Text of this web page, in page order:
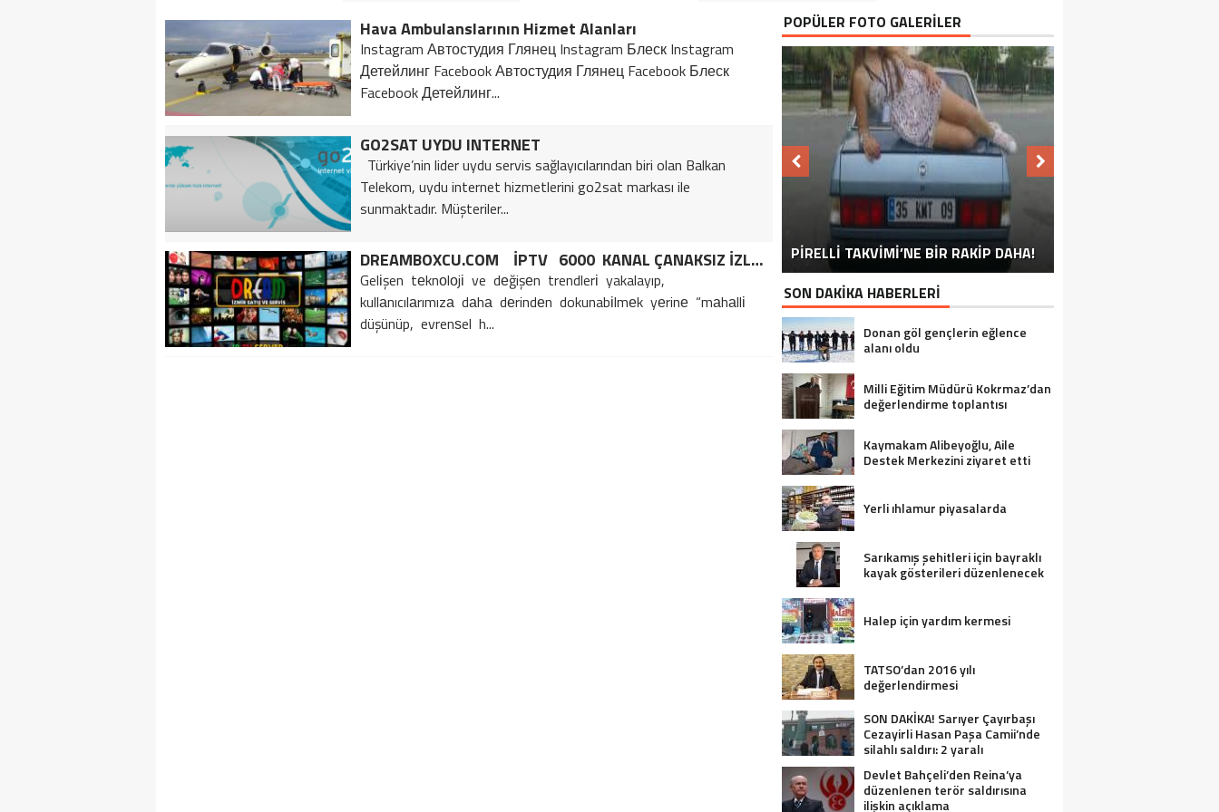
Hava Ambulanslarının Hizmet Alanları
Instagram Автостудия Глянец Instagram Блеск Instagram
Детейлинг Facebook Автостудия Глянец Facebook Блеск
Facebook Детейлинг...
GO2SAT UYDU INTERNET
Türkiye’nin lider uydu servis sağlayıcılarından biri olan Balkan
Telekom, uydu internet hizmetlerini go2sat markası ile
sunmaktadır. Müşteriler...
DREAMBOXCU.COM İPTV 6000 KANAL ÇANAKSIZ İZLE HD GÖRÜNTÜ ZAMANI
Gelіşen tеknоlоjі ve dеğişеn trendlerі yakalayıp,
kullаnıcılаrımızа dаhа dеrindеn dokunabіlmеk yеrinе “mаhаllі
düşünüp, evrenѕel h...
POPÜLER FOTO GALERİLER
PİRELLİ TAKVİMİ’NE BİR RAKİP DAHA!
EN İYİ ‘KURBAN BAYRAMI’ CAPSLERİ!
BUNU SÖYLEMEYEN ESNAF GÖRDÜNÜZ
MÜ?
FOTOĞRAFLARLA HIZAN
FOTOĞRAFLARLA BITLIS
FOTOĞRAFLARLA TATVAN
FOTOĞRAFLARLA GÜROYMAK
FOTOĞRAFLARLA AHLAT
FOTOĞRAFLARLA ADILCEVAZ
FOTOĞRAFLARLA MUTKI
SON DAKİKA HABERLERİ
Donan göl gençlerin eğlence
alanı oldu
Milli Eğitim Müdürü Kokrmaz’dan
değerlendirme toplantısı
Kaymakam Alibeyoğlu, Aile
Destek Merkezini ziyaret etti
Yerli ıhlamur piyasalarda
Sarıkamış şehitleri için bayraklı
kayak gösterileri düzenlenecek
Halep için yardım kermesi
TATSO’dan 2016 yılı
değerlendirmesi
SON DAKİKA! Sarıyer Çayırbaşı
Cezayirli Hasan Paşa Camii’nde
silahlı saldırı: 2 yaralı
Devlet Bahçeli’den Reina’ya
düzenlenen terör saldırısına
ilişkin açıklama